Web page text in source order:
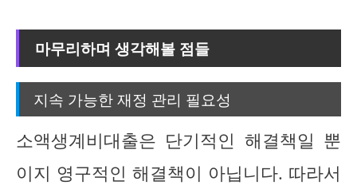
마무리하며 생각해볼 점들
지속 가능한 재정 관리 필요성
소액생계비대출은 단기적인 해결책일 뿐
이지 영구적인 해결책이 아닙니다. 따라서